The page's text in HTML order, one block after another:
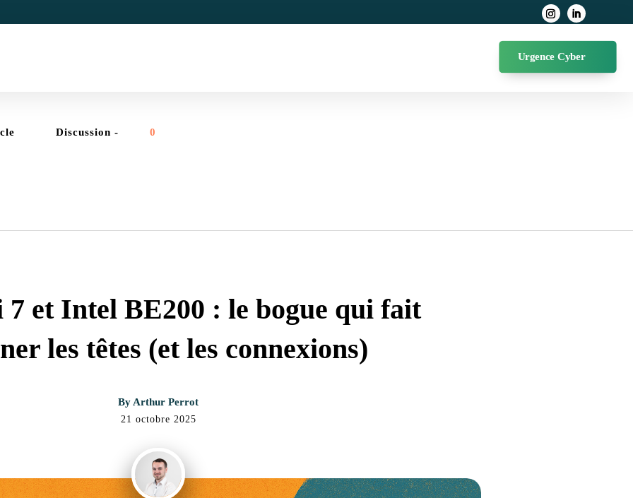
Urgence Cyber
Discussion - 0
et Intel BE200 : le bogue qui fait
les têtes (et les connexions)
By Arthur Perrot
21 octobre 2025